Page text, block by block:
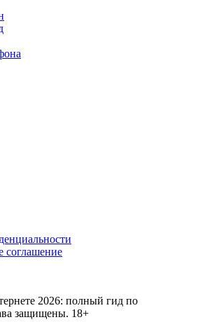
соглашение
2026: полный гид по
защищены. 18+